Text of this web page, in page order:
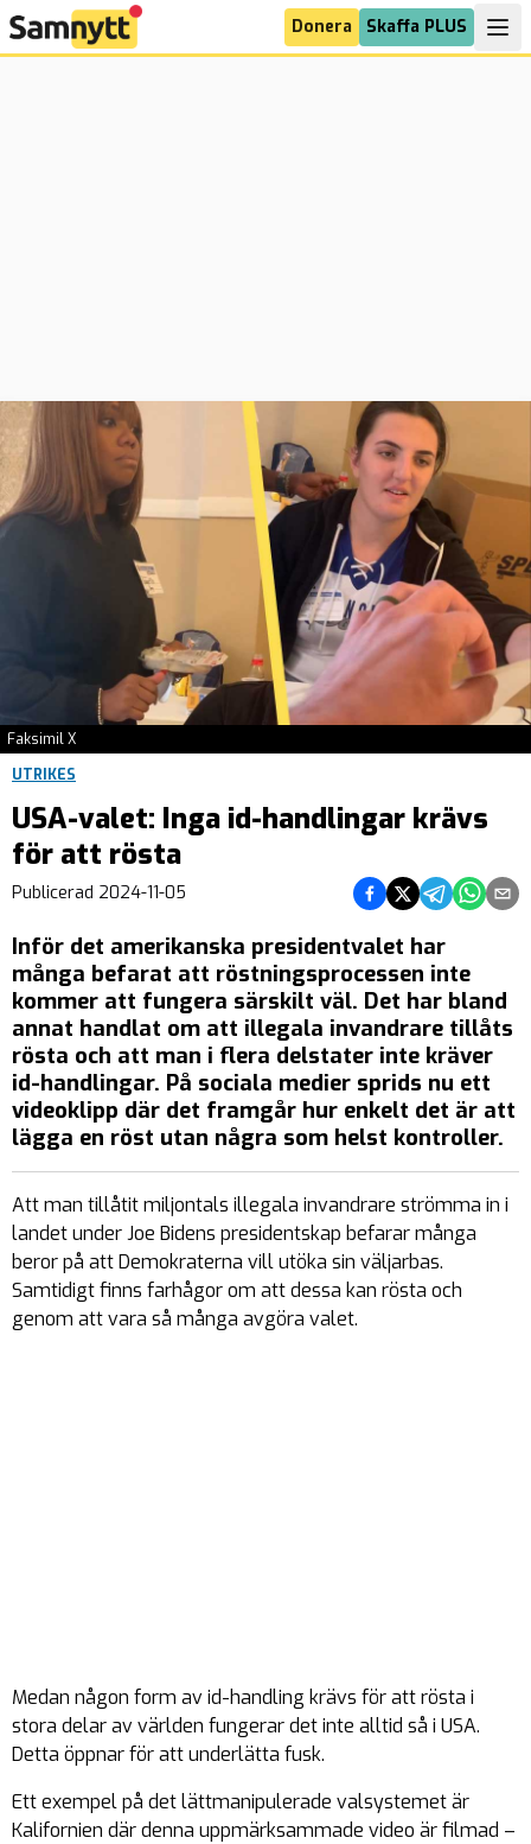
Donera Skaffa PLUS
Faksimil X
UTRIKES
USA-valet: Inga id-handlingar krävs
för att rösta
Publicerad 2024-11-05 Dela på Facebook
Dela på Twitter
Dela påDela på
Dela
Inför det amerikanska presidentvalet har
många befarat att röstningsprocessen inte
kommer att fungera särskilt väl. Det har bland
annat handlat om att illegala invandrare tillåts
rösta och att man i flera delstater inte kräver
id-handlingar. På sociala medier sprids nu ett
videoklipp där det framgår hur enkelt det är att
lägga en röst utan några som helst kontroller.
Att man tillåtit miljontals illegala invandrare strömma in i
landet under Joe Bidens presidentskap befarar många
beror på att Demokraterna vill utöka sin väljarbas.
Samtidigt finns farhågor om att dessa kan rösta och
genom att vara så många avgöra valet.
Medan någon form av id-handling krävs för att rösta i
stora delar av världen fungerar det inte alltid så i USA.
Detta öppnar för att underlätta fusk.
Ett exempel på det lättmanipulerade valsystemet är
Kalifornien där denna uppmärksammade video är filmad –